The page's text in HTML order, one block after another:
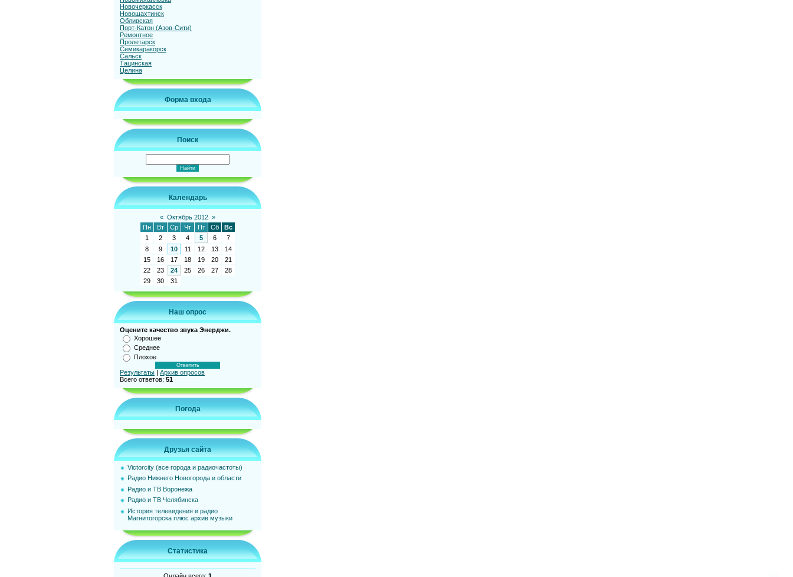
Новочеркасск
Новошахтинск
Обливская
Порт-Катон (Азов-Сити)
Ремонтное
Пролетарск
Семикаракорск
Сальск
Тацинская
Целина
Форма входа
Поиск
Календарь
« Октябрь 2012 »
Пн
Вт Ср Чт Пт Сб
Вс
1
2 3 4 5 6
7
8
9 10 11 12 13
14
15
16 17 18 19 20
21
22
23 24 25 26 27
28
29
30 31
Наш опрос
Оцените качество звука Энерджи.
Хорошее
Среднее
Плохое
Результаты | Архив опросов
Всего ответов: 51
Погода
Друзья сайта
Victorcity (все города и радиочастоты)
Радио Нижнего Новогорода и области
Радио и ТВ Воронежа
Радио и ТВ Челябинска
История телевидения и радио
Магнитогорска плюс архив музыки
Статистика